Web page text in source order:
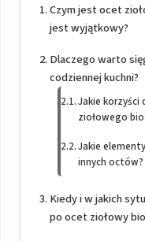
Czym jest ocet
jest wyjątkowy?
Dlaczego warto
codziennej kuchni?
Jakie
ziołowego
Jakie
innych octów?
Kiedy i w jakich
po ocet ziołowy